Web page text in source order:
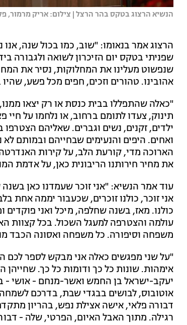
הנשיא הרצוג בטקס בהר הרצל | צילום: אריק מרמור,
הרצוג אמר בנאומו: "שוב, כמו בכול שנה, אנו
שפניתי בטקס יום הזיכרון לשואה
שנפשוט מעלינו את המחלוקות, נסיר את
אהובינו. טהורים וזכים, חפים מכל פשע,
"כאלה שהתפללו בבית כנסת או רק יצאו
תינוק, צעדו לתומם ברחוב, או נלחמו על חיי
ילדים, זקנים, נשים וגברים. שאליהם
ואחים. היפים והנעימים שבחייהם ובמותם
הארוכה מדי, קורעת הלב, על קירות
את מחיר חירותנו הריבונית כאן, על אדמת
עוד אמר הנשיא: "אני זוכר שעמדנו כאן
אני זוכר, כולנו זוכרים, שכעבור יממה אחת
כולנו. מאז, בשנה שחלפה, מיכל ואני
עולמה והצטרפה למעגל השכול. בכל קצוות
משפחה וסיפורה. כל משפחה ואסונה הכבד
"על שני מפגשים כאלה אני מבקש לספר לכם
אימהות. שונות כל כך ודומות כל כך.
יעקב-ישראל בן החמש ואשר-מנחם - אושי -
אוטובוס, לבושים בבגדי שבת, בדרכם
דבורה פלאי, אישה אצילת נפש, בהריון
רגילה. מתוך האבל האיום, הפרטי, שלה -